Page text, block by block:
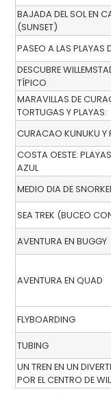
BAJADA DEL SOL EN
(SUNSET)
PASEO A LAS PLAYAS
DESCUBRE
TÍPICO
MARAVILLAS DE
TORTUGAS Y PLAYAS:
CURACAO KUNUKU Y
COSTA OESTE:
AZUL
MEDIO DIA DE
SEA TREK (BUCEO
AVENTURA EN BUGGY
AVENTURA EN QUAD
FLYBOARDING
TUBING
UN TREN EN UN
POR EL CENTRO DE